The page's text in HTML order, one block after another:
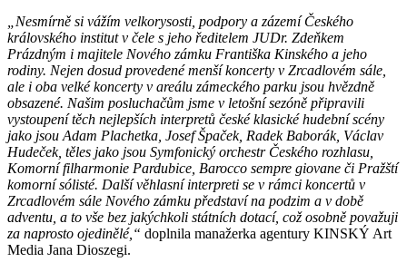
„Nesmírně si vážím velkorysosti, podpory a zázemí Českého
královského institut v čele s jeho ředitelem JUDr. Zdeňkem
Prázdným i majitele Nového zámku Františka Kinského a jeho
rodiny. Nejen dosud provedené menší koncerty v Zrcadlovém sále,
ale i oba velké koncerty v areálu zámeckého parku jsou hvězdně
obsazené. Našim posluchačům jsme v letošní sezóně připravili
vystoupení těch nejlepších interpretů české klasické hudební scény
jako jsou Adam Plachetka, Josef Špaček, Radek Baborák, Václav
Hudeček, těles jako jsou Symfonický orchestr Českého rozhlasu,
Komorní filharmonie Pardubice, Barocco sempre giovane či Pražští
komorní sólisté. Další věhlasní interpreti se v rámci koncertů v
Zrcadlovém sále Nového zámku představí na podzim a v době
adventu, a to vše bez jakýchkoli státních dotací, což osobně považuji
za naprosto ojedinělé,“ doplnila manažerka agentury KINSKÝ Art
Media Jana Dioszegi.